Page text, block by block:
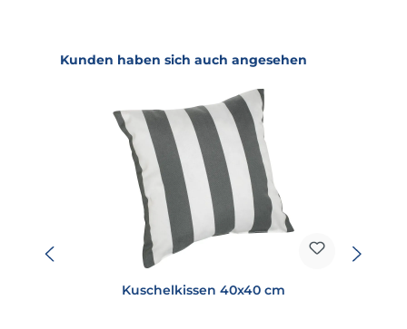
Produktgalerie überspringen
Kunden haben sich auch angesehen
Kuschelkissen 40x40 cm